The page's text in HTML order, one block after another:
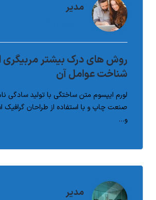
مدیر
روش های درک بیشتر مربیگری
شناخت عوامل آن
لورم ایپسوم متن ساختگی با تولید سادگی
صنعت چاپ و با استفاده از طراحان گرافیک
و…
مدیر
مدیر
۱۶ مهر ۱۴۰۰
چگونه میتوانید با کارمند خود
کنید